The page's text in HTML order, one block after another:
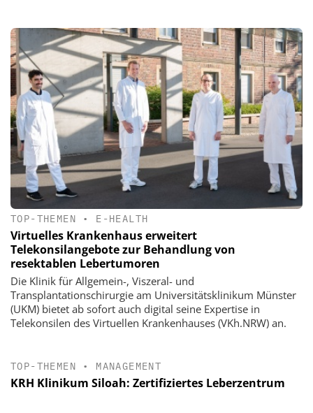
TOP-THEMEN • E-HEALTH
Virtuelles Krankenhaus erweitert
Telekonsilangebote zur Behandlung von
resektablen Lebertumoren
Die Klinik für Allgemein-, Viszeral- und
Transplantationschirurgie am Universitätsklinikum Münster
(UKM) bietet ab sofort auch digital seine Expertise in
Telekonsilen des Virtuellen Krankenhauses (VKh.NRW) an.
TOP-THEMEN • MANAGEMENT
KRH Klinikum Siloah: Zertifiziertes Leberzentrum